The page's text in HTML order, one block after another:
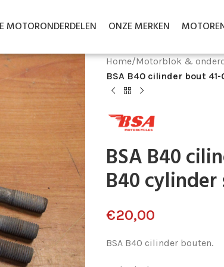
MOTORONDERDELEN ONZE MERKEN
Home/Motorblok &
BSA B40 cilinder bout
BSA B40
B40 cylinder
€20,00
BSA B40 cilinder bouten.